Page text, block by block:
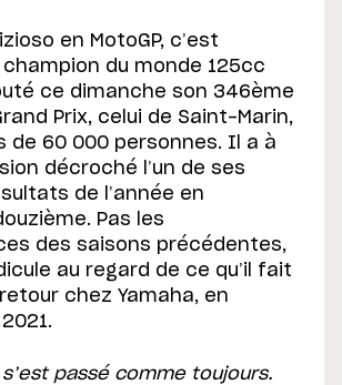
en MotoGP, c’est
du monde 125cc
ce dimanche son 346ème
Prix, celui de Saint-Marin,
de 60 000 personnes. Il a à
décroché l’un de ses
de l’année en
Pas les
des saisons précédentes,
au regard de ce qu’il fait
chez Yamaha, en
passé comme toujours.